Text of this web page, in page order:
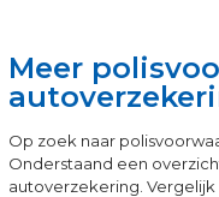
Meer
Op zoek naar
Onderstaand een
autoverzekering.